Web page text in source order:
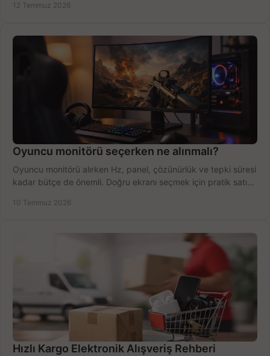
12 Temmuz 2026
Oyuncu monitörü seçerken ne alınmalı?
Oyuncu monitörü alırken Hz, panel, çözünürlük ve tepki süresi
kadar bütçe de önemli. Doğru ekranı seçmek için pratik satın
10 Temmuz 2026
Hızlı Kargo Elektronik Alışveriş Rehberi